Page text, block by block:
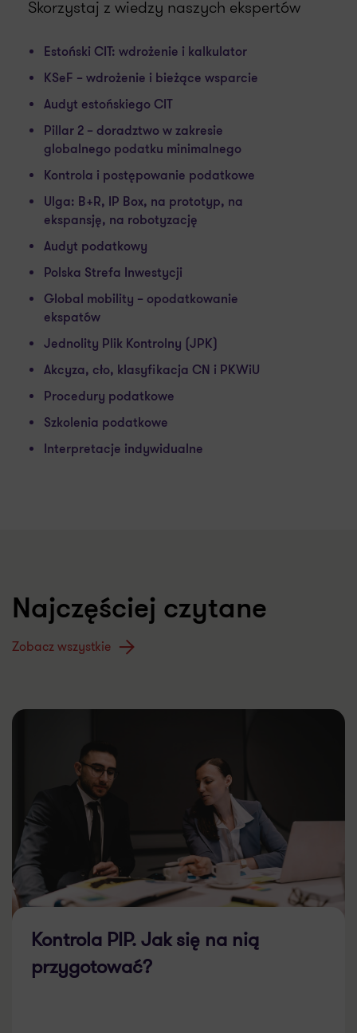
Skorzystaj z wiedzy naszych ekspertów
Estoński CIT: wdrożenie i kalkulator
KSeF – wdrożenie i bieżące wsparcie
Audyt estońskiego CIT
Pillar 2 – doradztwo w zakresie
globalnego podatku minimalnego
Kontrola i postępowanie podatkowe
Ulga: B+R, IP Box, na prototyp, na
ekspansję, na robotyzację
Audyt podatkowy
Polska Strefa Inwestycji
Global mobility – opodatkowanie
ekspatów
Jednolity Plik Kontrolny (JPK)
Akcyza, cło, klasyfikacja CN i PKWiU
Procedury podatkowe
Szkolenia podatkowe
Interpretacje indywidualne
Najczęściej czytane
Zobacz wszystkie
Kontrola PIP. Jak się na nią
przygotować?